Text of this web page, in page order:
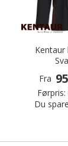
Kentaur
Fra
Førpris:
Du